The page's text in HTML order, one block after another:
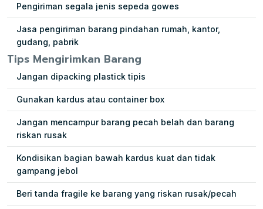
Pengiriman segala jenis sepeda gowes
Jasa pengiriman barang pindahan rumah, kantor,
gudang, pabrik
Tips Mengirimkan Barang
Jangan dipacking plastick tipis
Gunakan kardus atau container box
Jangan mencampur barang pecah belah dan barang
riskan rusak
Kondisikan bagian bawah kardus kuat dan tidak
gampang jebol
Beri tanda fragile ke barang yang riskan rusak/pecah